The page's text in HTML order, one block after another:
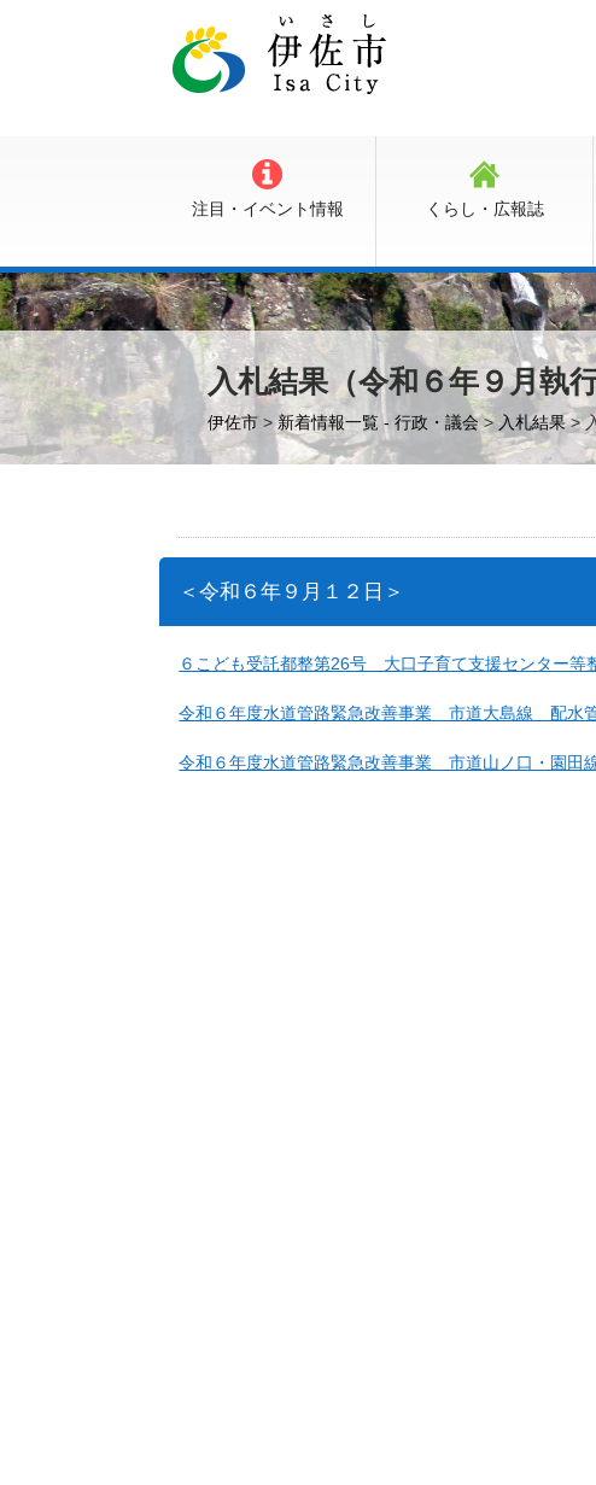
注目・イベント情報 くらし・広報誌
入札結果（令和６年９月執
伊佐市 >新着情報一覧 - 行政・議会>入札結果>
＜令和６年９月１２日＞
６こども受託都整第26号 大口子育て支援センター等
令和６年度水道管路緊急改善事業 市道大島線 配水
令和６年度水道管路緊急改善事業 市道山ノ口・園